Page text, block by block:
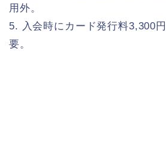
用外。
5. 入会時にカード発行料3,300
要。